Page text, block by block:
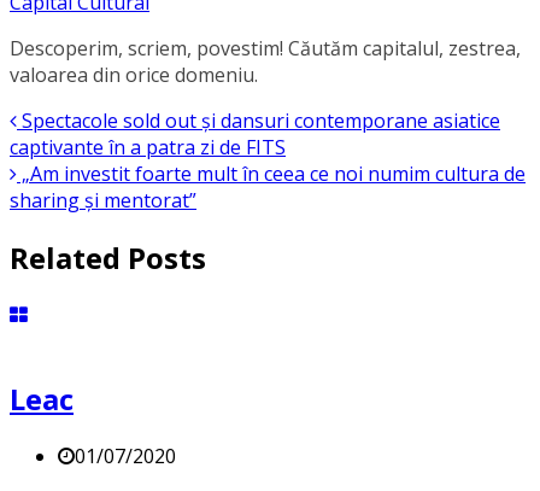
Descoperim, scriem, povestim! Căutăm capitalul, zestrea,
valoarea din orice domeniu.
Spectacole sold out și dansuri contemporane asiatice
captivante în a patra zi de FITS
„Am investit foarte mult în ceea ce noi numim cultura de
sharing și mentorat”
Related Posts
Leac
01/07/2020